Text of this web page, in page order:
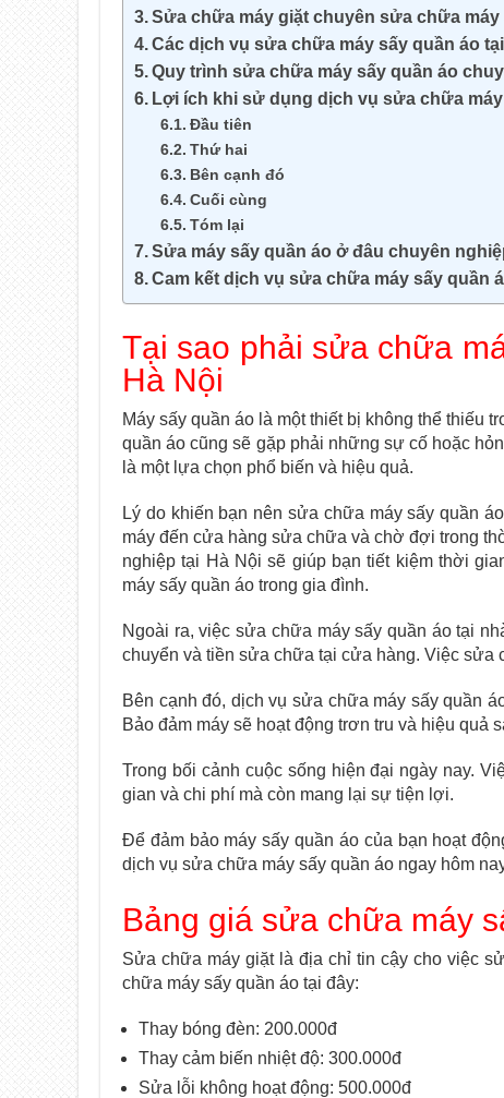
Sửa chữa máy giặt chuyên sửa chữa máy
Các dịch vụ sửa chữa máy sấy quần áo
Quy trình sửa chữa máy sấy quần áo
Lợi ích khi sử dụng dịch vụ sửa chữa
Đầu tiên
Thứ hai
Bên cạnh đó
Cuối cùng
Tóm lại
Sửa máy sấy quần áo ở đâu chuyên
Cam kết dịch vụ sửa chữa máy sấy quần
Tại sao phải sửa chữa
Hà Nội
Máy sấy quần áo là một thiết bị không thể thiếu
quần áo cũng sẽ gặp phải những sự cố hoặc
là một lựa chọn phổ biến và hiệu quả.
Lý do khiến bạn nên sửa chữa máy sấy quần
máy đến cửa hàng sửa chữa và chờ đợi trong
nghiệp tại Hà Nội sẽ giúp bạn tiết kiệm thời
máy sấy quần áo trong gia đình.
Ngoài ra, việc sửa chữa máy sấy quần áo tại
chuyển và tiền sửa chữa tại cửa hàng. Việc
Bên cạnh đó, dịch vụ sửa chữa máy sấy quần
Bảo đảm máy sẽ hoạt động trơn tru và hiệu quả
Trong bối cảnh cuộc sống hiện đại ngày nay.
gian và chi phí mà còn mang lại sự tiện lợi.
Để đảm bảo máy sấy quần áo của bạn hoạt
dịch vụ sửa chữa máy sấy quần áo ngay hôm
Bảng giá sửa chữa máy
Sửa chữa máy giặt là địa chỉ tin cậy cho việc
chữa máy sấy quần áo tại đây:
Thay bóng đèn: 200.000đ
Thay cảm biến nhiệt độ: 300.000đ
Sửa lỗi không hoạt động: 500.000đ